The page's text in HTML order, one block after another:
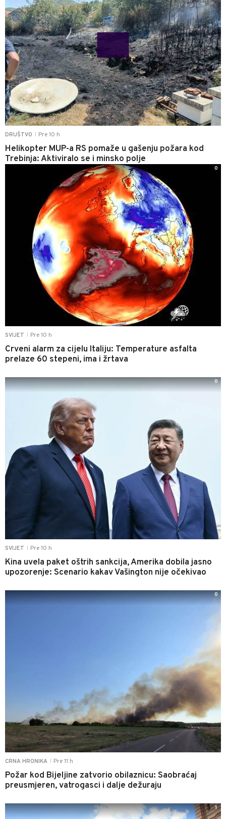
DRUŠTVO Pre 10 h
Helikopter MUP-a RS pomaže u gašenju požara kod
Trebinja: Aktiviralo se i minsko polje
SVIJET Pre 10 h
Crveni alarm za cijelu Italiju: Temperature asfalta
prelaze 60 stepeni, ima i žrtava
0
SVIJET Pre 10 h
Kina uvela paket oštrih sankcija, Amerika dobila jasno
upozorenje: Scenario kakav Vašington nije očekivao
0
CRNA HRONIKA Pre 11 h
Požar kod Bijeljine zatvorio obilaznicu: Saobraćaj
preusmjeren, vatrogasci i dalje dežuraju
0
1